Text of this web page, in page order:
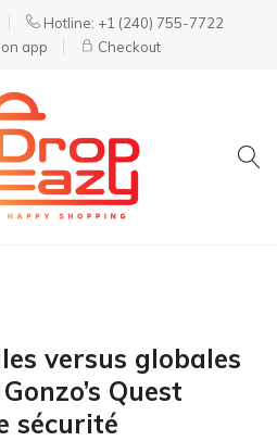
Hotline: +1 (240) 755-7722
app
Checkout
versus globales
Quest
sécurité